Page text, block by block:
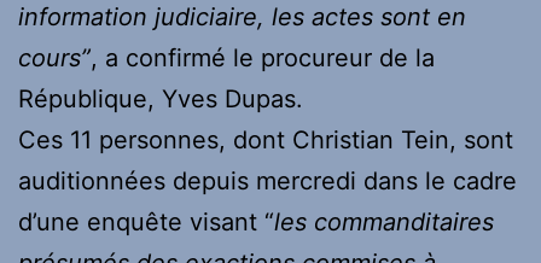
information judiciaire, les actes sont en
cours”, a confirmé le procureur de la
République, Yves Dupas.
Ces 11 personnes, dont Christian Tein, sont
auditionnées depuis mercredi dans le cadre
d’une enquête visant “les commanditaires